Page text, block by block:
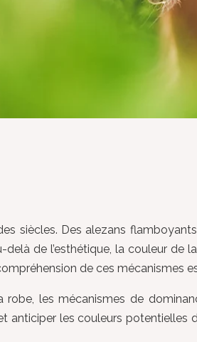
siècles. Des alezans
de l’esthétique, la couleur de
de ces mécanismes
les mécanismes de
les couleurs potentielles